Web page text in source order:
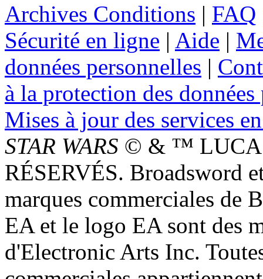
Archives Conditions | FAQ
Sécurité en ligne | Aide |
données personnelles |
à la protection des
Mises à jour des services
STAR WARS © & ™
RÉSERVÉS. Broadsword
marques commerciales de
EA et le logo EA sont des
d'Electronic Arts Inc.